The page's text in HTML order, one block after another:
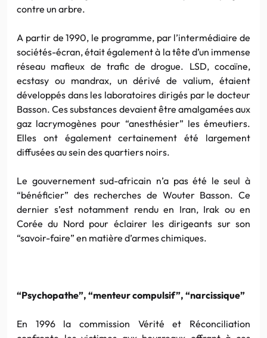
contre un arbre.
A partir de 1990, le programme, par l’intermédiaire de
sociétés-écran, était également à la tête d’un immense
réseau mafieux de trafic de drogue. LSD, cocaïne,
ecstasy ou mandrax, un dérivé de valium, étaient
développés dans les laboratoires dirigés par le docteur
Basson. Ces substances devaient être amalgamées aux
gaz lacrymogènes pour “anesthésier” les émeutiers.
Elles ont également certainement été largement
diffusées au sein des quartiers noirs.
Le gouvernement sud-africain n’a pas été le seul à
“bénéficier” des recherches de Wouter Basson. Ce
dernier s’est notamment rendu en Iran, Irak ou en
Corée du Nord pour éclairer les dirigeants sur son
“savoir-faire” en matière d’armes chimiques.
“Psychopathe”, “menteur compulsif”, “narcissique”
En 1996 la commission Vérité et Réconciliation